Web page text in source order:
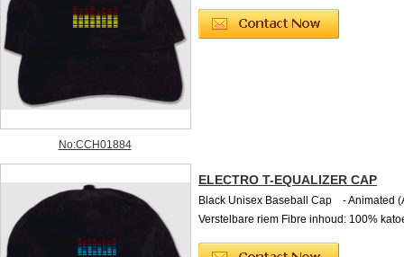
No:CCH01884
ELECTRO T-EQUALIZER CAP
Black Unisex Baseball Cap - Animated
Verstelbare riem Fibre inhoud: 100%